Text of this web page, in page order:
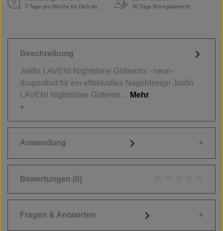
7 Tage pro Woche für Dich da.
30 Tage Rückgaberecht
Beschreibung
Jolifin LAVENI Nightshine Glittermix - neon-
dragonfruit für ein effektvolles Nageldesign Jolifin
LAVENI Nightshine Glittermi… Mehr
Anwendung
Bewertungen (0)
Fragen & Antworten